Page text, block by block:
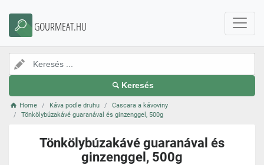
GOURMEAT.HU
Keresés
Home Káva podle druhu
Cascara a kávoviny
Tönkölybúzakávé guaranával és ginzenggel, 500g
Tönkölybúzakávé guaranával és
ginzenggel, 500g